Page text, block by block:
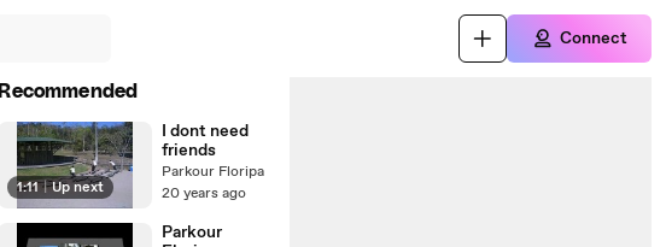
Connect
Recommended
1:11 | Up next
I dont need
friends
Parkour Floripa
20 years ago
Parkour